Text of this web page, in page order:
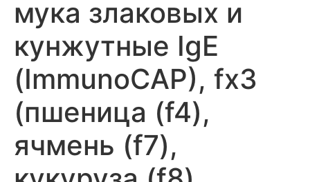
мука злаковых и
кунжутные IgE
(ImmunoCAP), fx3
(пшеница (f4),
ячмень (f7),